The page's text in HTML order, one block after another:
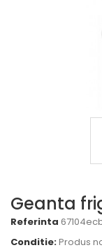
Geanta
Referinta
Conditie:Produs